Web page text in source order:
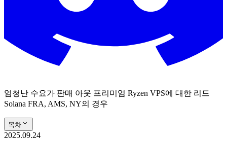
엄청난 수요가 판매 아웃 프리미엄 Ryzen VPS에 대한 리드
Solana FRA, AMS, NY의 경우
목차
2025.09.24